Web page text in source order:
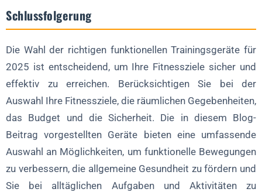
Schlussfolgerung
Die Wahl der richtigen funktionellen Trainingsgeräte für
2025 ist entscheidend, um Ihre Fitnessziele sicher und
effektiv zu erreichen. Berücksichtigen Sie bei der
Auswahl Ihre Fitnessziele, die räumlichen Gegebenheiten,
das Budget und die Sicherheit. Die in diesem Blog-
Beitrag vorgestellten Geräte bieten eine umfassende
Auswahl an Möglichkeiten, um funktionelle Bewegungen
zu verbessern, die allgemeine Gesundheit zu fördern und
Sie bei alltäglichen Aufgaben und Aktivitäten zu